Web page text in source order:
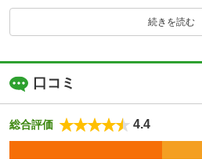
続きを読む
口コミ
総合評価 4.4